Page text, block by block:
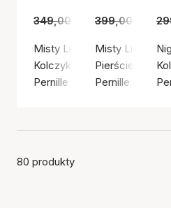
349,00 zł 225,00 zł
Misty Light Earrings
Kolczyk, Kolor srebrny /
Pernille Corydon
399,00 zł
Misty Light Ring
Pierścień,
Pernille
80 produkty